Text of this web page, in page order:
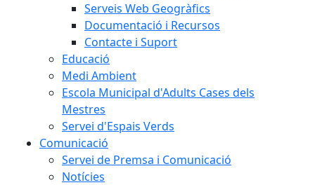
Serveis Web Geogràfics
Documentació i Recursos
Contacte i Suport
Educació
Medi Ambient
Escola Municipal d'Adults Cases dels
Mestres
Servei d'Espais Verds
Comunicació
Servei de Premsa i Comunicació
Notícies